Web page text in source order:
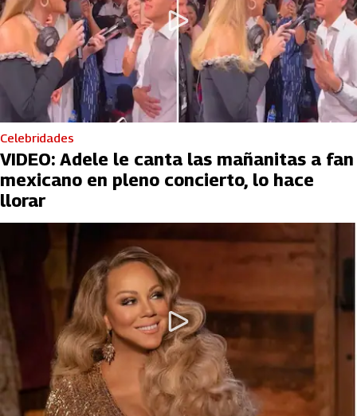
Celebridades
VIDEO: Adele le canta las mañanitas a fan
mexicano en pleno concierto, lo hace
llorar